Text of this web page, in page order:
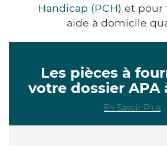
Handicap (PCH) et pour
aide à domicile
Les pièces à
votre dossier APA
En Savoir Plus